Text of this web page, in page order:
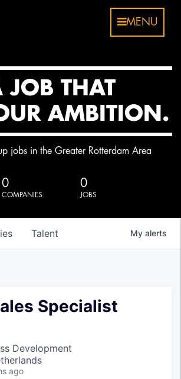
MENU
JOB THAT
AMBITION.
jobs in the Greater Rotterdam Area
0
COMPANIES
0
JOBS
Talent My alerts
Specialist
Development
ago